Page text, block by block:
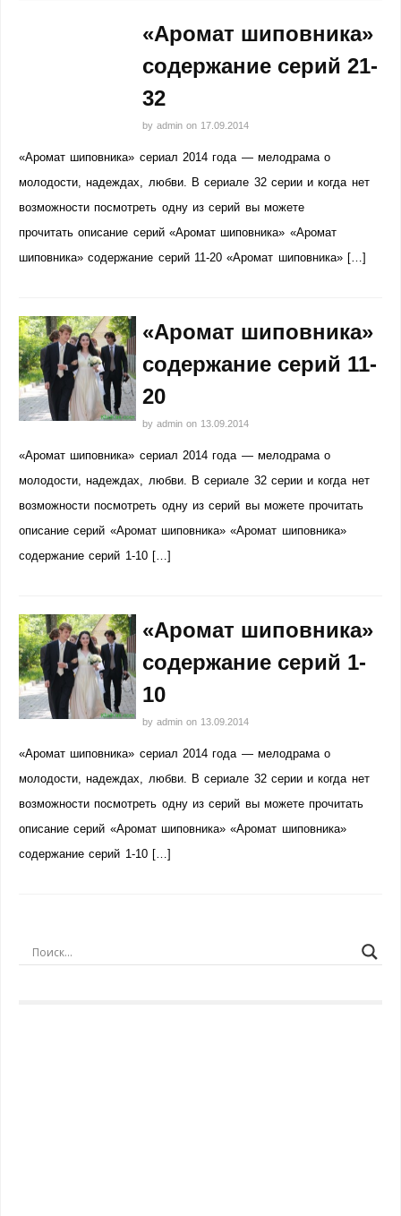
«Аромат шиповника»
содержание серий 21-
32
by admin on 17.09.2014
«Аромат шиповника» сериал 2014 года — мелодрама о
молодости, надеждах, любви. В сериале 32 серии и когда нет
возможности посмотреть одну из серий вы можете
прочитать описание серий «Аромат шиповника» «Аромат
шиповника» содержание серий 11-20 «Аромат шиповника» […]
«Аромат шиповника»
содержание серий 11-
20
by admin on 13.09.2014
«Аромат шиповника» сериал 2014 года — мелодрама о
молодости, надеждах, любви. В сериале 32 серии и когда нет
возможности посмотреть одну из серий вы можете прочитать
описание серий «Аромат шиповника» «Аромат шиповника»
содержание серий 1-10 […]
«Аромат шиповника»
содержание серий 1-
10
by admin on 13.09.2014
«Аромат шиповника» сериал 2014 года — мелодрама о
молодости, надеждах, любви. В сериале 32 серии и когда нет
возможности посмотреть одну из серий вы можете прочитать
описание серий «Аромат шиповника» «Аромат шиповника»
содержание серий 1-10 […]